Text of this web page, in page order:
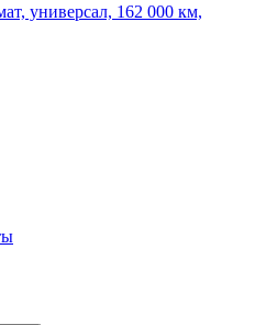
универсал, 162 000 км,